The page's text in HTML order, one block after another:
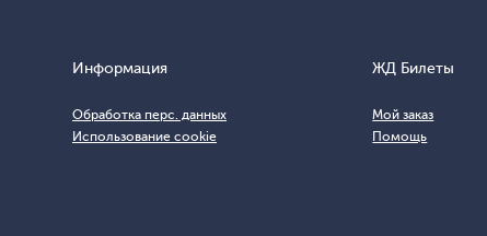
Информация
Обработка перс. данных
Использование cookie
ЖД Билеты
Мой заказ
Помощь